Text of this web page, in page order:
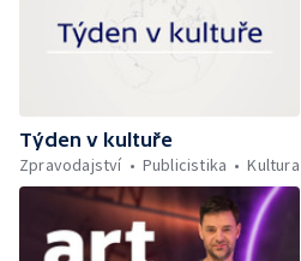
Týden v kultuře
Zpravodajství
Publicistika Kultura